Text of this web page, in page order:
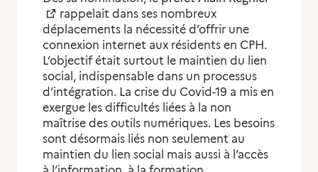
rappelait dans ses nombreux
déplacements la nécessité d’offrir une
connexion internet aux résidents en CPH.
L’objectif était surtout le maintien du lien
social, indispensable dans un processus
d’intégration. La crise du Covid-19 a mis en
exergue les difficultés liées à la non
maîtrise des outils numériques. Les besoins
sont désormais liés non seulement au
maintien du lien social mais aussi à l’accès